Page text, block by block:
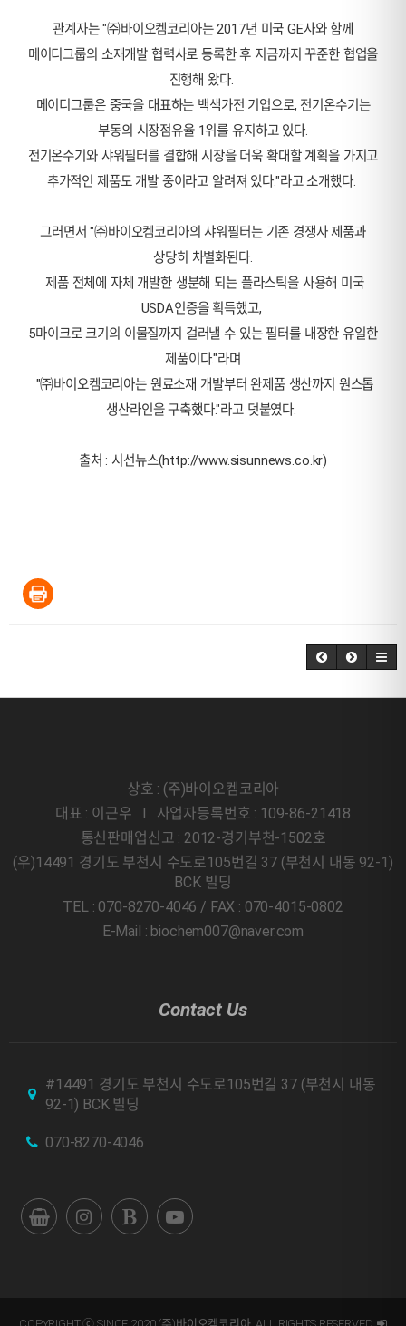
관계자는 "㈜바이오켐코리아는 2017년 미국 GE사와 함께
메이디그룹의 소재개발 협력사로 등록한 후 지금까지 꾸준한 협업을
진행해 왔다.
메이디그룹은 중국을 대표하는 백색가전 기업으로, 전기온수기는
부동의 시장점유율 1위를 유지하고 있다.
전기온수기와 샤워필터를 결합해 시장을 더욱 확대할 계획을 가지고
추가적인 제품도 개발 중이라고 알려져 있다."라고 소개했다.
그러면서 "㈜바이오켐코리아의 샤워필터는 기존 경쟁사 제품과
상당히 차별화된다.
제품 전체에 자체 개발한 생분해 되는 플라스틱을 사용해 미국
USDA인증을 획득했고,
5마이크로 크기의 이물질까지 걸러낼 수 있는 필터를 내장한 유일한
제품이다."라며
"㈜바이오켐코리아는 원료소재 개발부터 완제품 생산까지 원스톱
생산라인을 구축했다."라고 덧붙였다.
출처 : 시선뉴스(http://www.sisunnews.co.kr)
상호 : (주)바이오켐코리아
대표 : 이근우 l 사업자등록번호 : 109-86-21418
통신판매업신고 : 2012-경기부천-1502호
(우)14491 경기도 부천시 수도로105번길 37 (부천시 내동 92-1)
BCK 빌딩
TEL : 070-8270-4046 / FAX : 070-4015-0802
E-Mail : biochem007@naver.com
Contact Us
#14491 경기도 부천시 수도로105번길 37 (부천시 내동
92-1) BCK 빌딩
070-8270-4046